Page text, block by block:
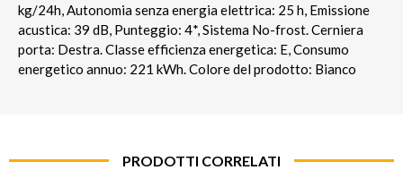
kg/24h, Autonomia senza energia elettrica: 25 h, Emissione
acustica: 39 dB, Punteggio: 4*, Sistema No-frost. Cerniera
porta: Destra. Classe efficienza energetica: E, Consumo
energetico annuo: 221 kWh. Colore del prodotto: Bianco
PRODOTTI CORRELATI